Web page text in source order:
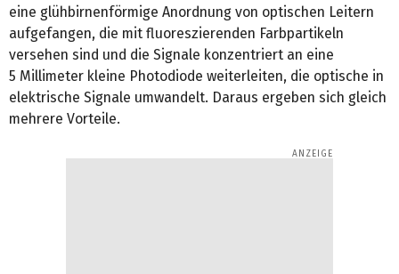
eine glühbirnenförmige Anordnung von optischen Leitern
aufgefangen, die mit fluoreszierenden Farbpartikeln
versehen sind und die Signale konzentriert an eine
5 Millimeter kleine Photodiode weiterleiten, die optische in
elektrische Signale umwandelt. Daraus ergeben sich gleich
mehrere Vorteile.